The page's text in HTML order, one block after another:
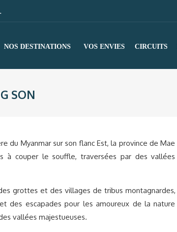
NOS DESTINATIONS VOS ENVIES CIRCUITS
SON
du Myanmar sur son flanc Est, la province de Mae
à couper le souffle, traversées par des vallées
grottes et des villages de tribus montagnardes,
des escapades pour les amoureux de la nature
vallées majestueuses.